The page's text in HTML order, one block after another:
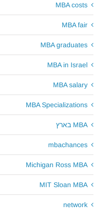
MBA costs
MBA fair
MBA graduates
MBA in Israel
MBA salary
MBA Specializations
MBA בארץ
mbachances
Michigan Ross MBA
MIT Sloan MBA
network